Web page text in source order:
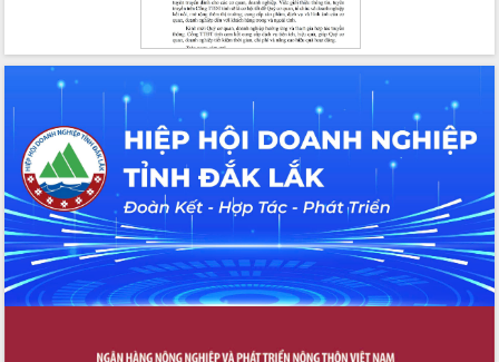
Sôi nổi Hội đua ngựa truyền thống Gò
Thì Thùng mừng Xuân Bính Ngọ 2026
Lãnh đạo tỉnh dâng hương tưởng niệm
tại Đập Đồng Cam đầu Xuân Bính Ngọ
Ngành nông nghiệp phấn đấu tăng
trưởng đạt 5,86% trong năm 2026
UBND tỉnh Đắk Lắk triển khai công tác
quốc phòng, quân sự địa phương năm
2026
Đắk Lắk tập trung toàn lực khắc phục
tồn tại IUU, sẵn sàng làm việc với